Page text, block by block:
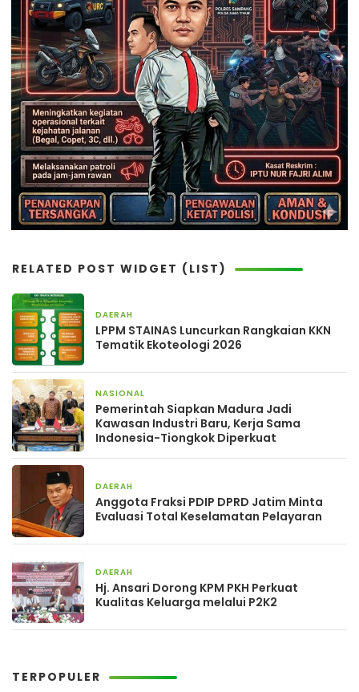
RELATED POST WIDGET (LIST)
DAERAH
LPPM STAINAS Luncurkan Rangkaian KKN
Tematik Ekoteologi 2026
NASIONAL
Pemerintah Siapkan Madura Jadi
Kawasan Industri Baru, Kerja Sama
Indonesia-Tiongkok Diperkuat
DAERAH
Anggota Fraksi PDIP DPRD Jatim Minta
Evaluasi Total Keselamatan Pelayaran
DAERAH
Hj. Ansari Dorong KPM PKH Perkuat
Kualitas Keluarga melalui P2K2
TERPOPULER